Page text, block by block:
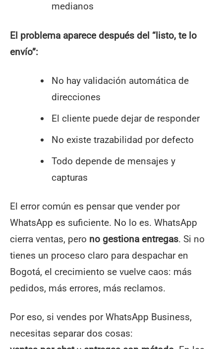
medianos
El problema aparece después del “listo, te lo
envío”:
No hay validación automática de
direcciones
El cliente puede dejar de responder
No existe trazabilidad por defecto
Todo depende de mensajes y
capturas
El error común es pensar que vender por
WhatsApp es suficiente. No lo es. WhatsApp
cierra ventas, pero no gestiona entregas. Si no
tienes un proceso claro para despachar en
Bogotá, el crecimiento se vuelve caos: más
pedidos, más errores, más reclamos.
Por eso, si vendes por WhatsApp Business,
necesitas separar dos cosas: